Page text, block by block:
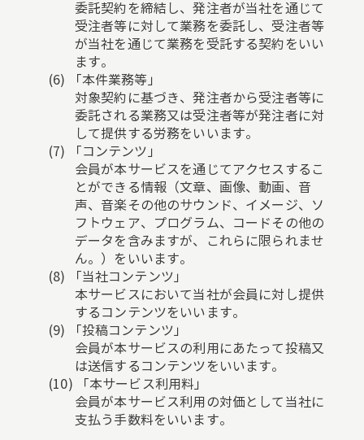
委託契約を締結し、発注者が当社を通じて
受注者等に対して業務を委託し、受注者等
が当社を通じて業務を受託する契約をいい
ます。
「本件業務等」
対象契約に基づき、発注者から受注者等に
委託される業務又は受注者等が発注者に対
して提供する労務をいいます。
「コンテンツ」
会員が本サービスを通じてアクセスするこ
とができる情報（文章、画像、動画、音
声、音楽その他のサウンド、イメージ、ソ
フトウェア、プログラム、コードその他の
データを含みますが、これらに限られませ
ん。）をいいます。
「当社コンテンツ」
本サービスにおいて当社が会員に対し提供
するコンテンツをいいます。
「投稿コンテンツ」
会員が本サービスの利用にあたって投稿又
は送信するコンテンツをいいます。
「本サービス利用料」
会員が本サービス利用の対価として当社に
支払う手数料をいいます。